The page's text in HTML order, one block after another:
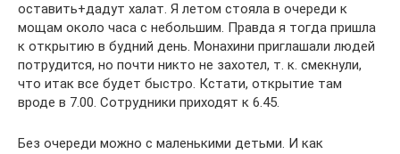
оставить+дадут халат. Я летом стояла в очереди к
мощам около часа с небольшим. Правда я тогда пришла
к открытию в будний день. Монахини приглашали людей
потрудится, но почти никто не захотел, т. к. смекнули,
что итак все будет быстро. Кстати, открытие там
вроде в 7.00. Сотрудники приходят к 6.45.
Без очереди можно с маленькими детьми. И как